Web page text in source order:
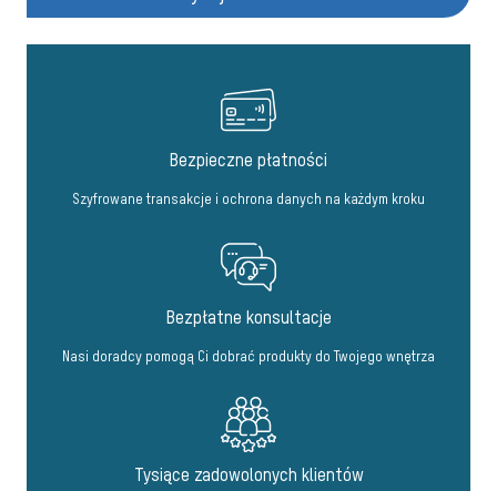
Bezpieczne płatności
Szyfrowane transakcje i ochrona danych na każdym kroku
Bezpłatne konsultacje
Nasi doradcy pomogą Ci dobrać produkty do Twojego wnętrza
Tysiące zadowolonych klientów